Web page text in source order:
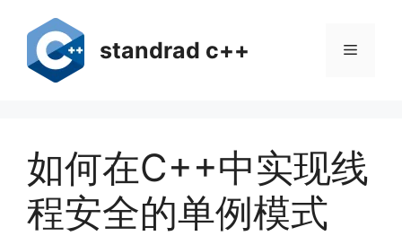
standrad c++ 菜
如何在C++中实现线
程安全的单例模式